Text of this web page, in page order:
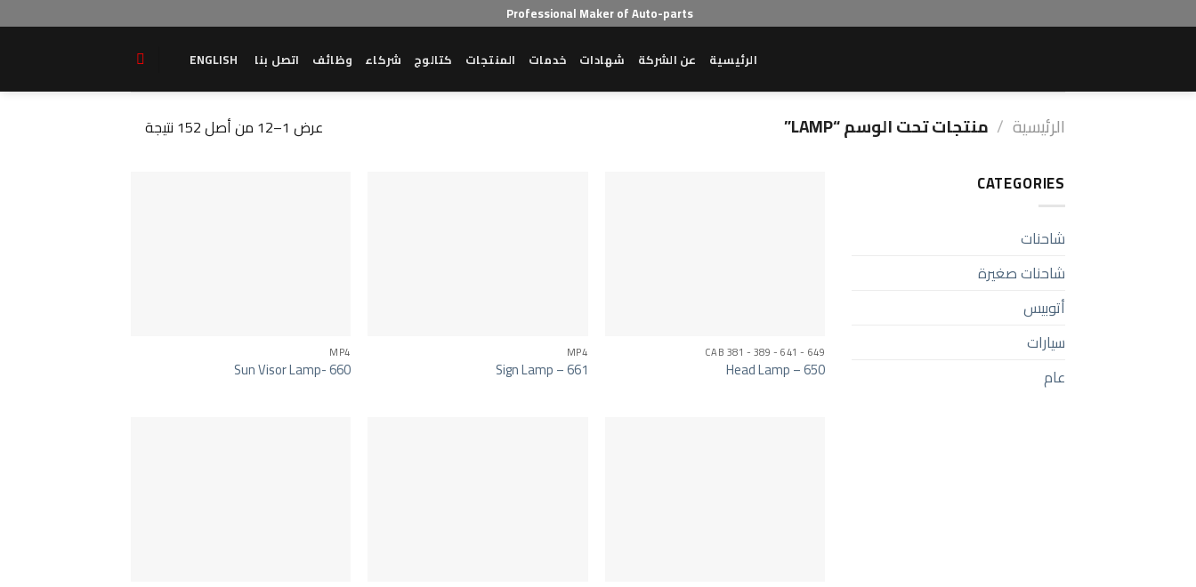
to
Professional Maker of Auto-parts
الرئيسية عن الشركة شهادات خدمات المنتجات كتالوج شركاء وظائف اتصل بنا ENGLISH
الرئيسية / منتجات تحت الوسم “LAMP” عرض 1–12 من أصل 152 نتيجة
CATEGORIES
شاحنات
شاحنات صغيرة
أتوبيس
سيارات
عام
CAB 381 - 389 - 641 - 649
Head Lamp – 650
MP4
Sign Lamp – 661
MP4
Sun Visor Lamp- 660